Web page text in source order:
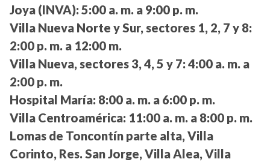
Joya (INVA): 5:00 a. m. a 9:00 p. m.
Villa Nueva Norte y Sur, sectores 1, 2, 7 y 8:
2:00 p. m. a 12:00 m.
Villa Nueva, sectores 3, 4, 5 y 7: 4:00 a. m. a
2:00 p. m.
Hospital María: 8:00 a. m. a 6:00 p. m.
Villa Centroamérica: 11:00 a. m. a 8:00 p. m.
Lomas de Toncontín parte alta, Villa
Corinto, Res. San Jorge, Villa Alea, Villa